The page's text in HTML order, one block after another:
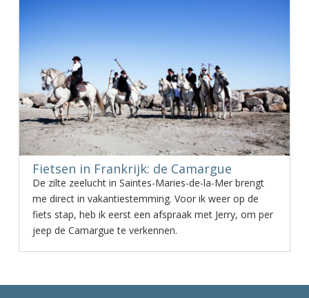
Fietsen in Frankrijk: de Camargue
De zilte zeelucht in Saintes-Maries-de-la-Mer brengt
me direct in vakantiestemming. Voor ik weer op de
fiets stap, heb ik eerst een afspraak met Jerry, om per
jeep de Camargue te verkennen.